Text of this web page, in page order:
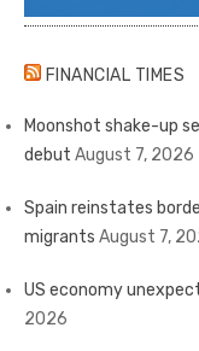
FINANCIAL TIMES
Moonshot shake-up
debut August 7, 2026
Spain reinstates
migrants August 7,
US economy
2026